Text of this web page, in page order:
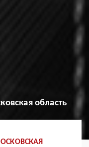
область